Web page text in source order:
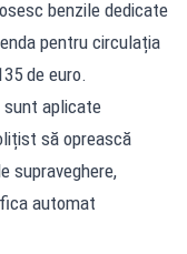
benzile dedicate
pentru circulația
de euro.
sunt aplicate
să oprească
supraveghere,
automat